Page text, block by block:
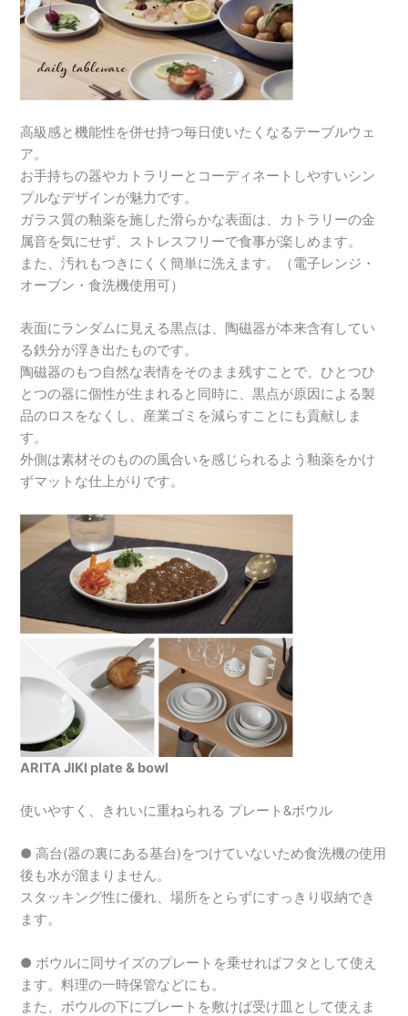
高級感と機能性を併せ持つ毎日使いたくなるテーブルウェ
ア。
お手持ちの器やカトラリーとコーディネートしやすいシン
プルなデザインが魅力です。
ガラス質の釉薬を施した滑らかな表面は、カトラリーの金
属音を気にせず、ストレスフリーで食事が楽しめます。
また、汚れもつきにくく簡単に洗えます。（電子レンジ・
オーブン・食洗機使用可）
表面にランダムに見える黒点は、陶磁器が本来含有してい
る鉄分が浮き出たものです。
陶磁器のもつ自然な表情をそのまま残すことで、ひとつひ
とつの器に個性が生まれると同時に、黒点が原因による製
品のロスをなくし、産業ゴミを減らすことにも貢献しま
す。
外側は素材そのものの風合いを感じられるよう釉薬をかけ
ずマットな仕上がりです。
ARITA JIKI plate & bowl
使いやすく、きれいに重ねられる プレート&ボウル
● 高台(器の裏にある基台)をつけていないため食洗機の使用
後も水が溜まりません。
スタッキング性に優れ、場所をとらずにすっきり収納でき
ます。
● ボウルに同サイズのプレートを乗せればフタとして使え
ます。料理の一時保管などにも。
また、ボウルの下にプレートを敷けば受け皿として使えま